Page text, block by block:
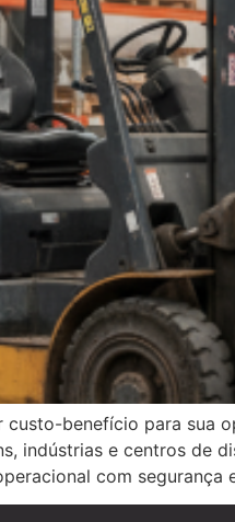
benefício para sua
indústrias e centros de
com